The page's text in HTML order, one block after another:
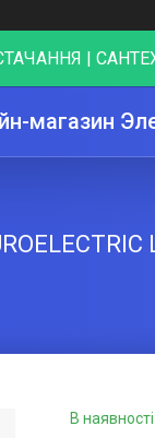
|
магазин
В наявності